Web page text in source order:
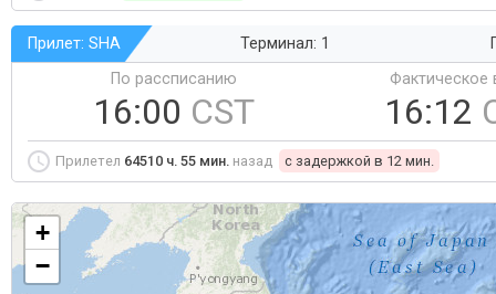
Прилет: SHA Терминал: 1
По рассписанию
16:00 CST
Фактическое
16:12
Прилетел 64510 ч. 55 мин. назад c задержкой в 12 мин.
+
−